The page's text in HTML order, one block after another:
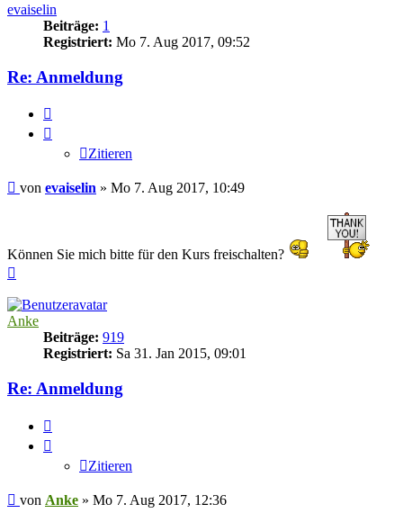
evaiselin
Beiträge: 1
Registriert: Mo 7. Aug 2017, 09:52
Re: Anmeldung
Zitieren
Beitrag
von evaiselin » Mo 7. Aug 2017, 10:49
Können Sie mich bitte für den Kurs freischalten?
Anke
Beiträge: 919
Registriert: Sa 31. Jan 2015, 09:01
Re: Anmeldung
Zitieren
Beitrag
von Anke » Mo 7. Aug 2017, 12:36